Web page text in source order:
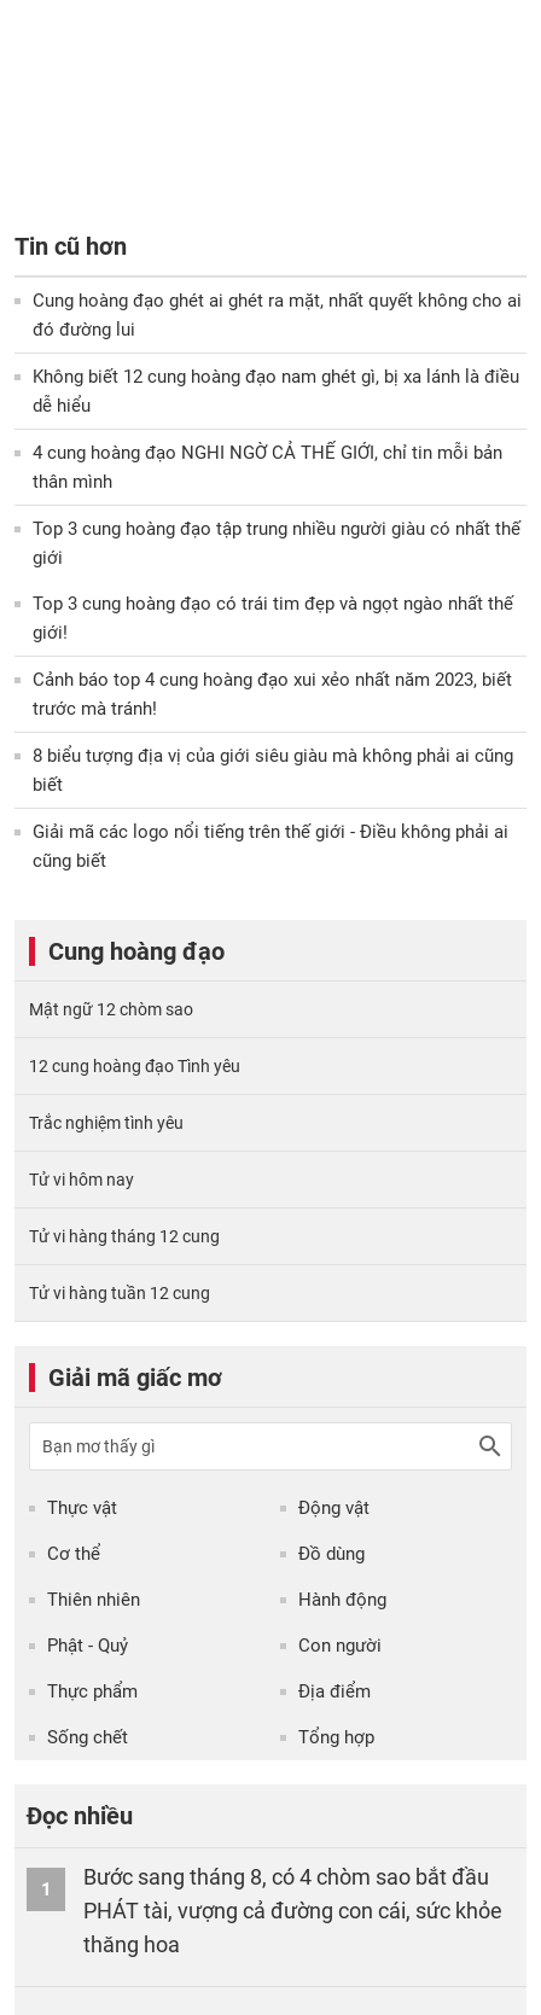
Tin cũ hơn
Cung hoàng đạo ghét ai ghét ra mặt, nhất quyết không cho ai
đó đường lui
Không biết 12 cung hoàng đạo nam ghét gì, bị xa lánh là điều
dễ hiểu
4 cung hoàng đạo NGHI NGỜ CẢ THẾ GIỚI, chỉ tin mỗi bản
thân mình
Top 3 cung hoàng đạo tập trung nhiều người giàu có nhất thế
giới
Top 3 cung hoàng đạo có trái tim đẹp và ngọt ngào nhất thế
giới!
Cảnh báo top 4 cung hoàng đạo xui xẻo nhất năm 2023, biết
trước mà tránh!
8 biểu tượng địa vị của giới siêu giàu mà không phải ai cũng
biết
Giải mã các logo nổi tiếng trên thế giới - Điều không phải ai
cũng biết
Cung hoàng đạo
Mật ngữ 12 chòm sao
12 cung hoàng đạo Tình yêu
Trắc nghiệm tình yêu
Tử vi hôm nay
Tử vi hàng tháng 12 cung
Tử vi hàng tuần 12 cung
Giải mã giấc mơ
Thực vật Động vật
Cơ thể Đồ dùng
Thiên nhiên Hành động
Phật - Quỷ Con người
Thực phẩm Địa điểm
Sống chết Tổng hợp
Đọc nhiều
1
Bước sang tháng 8, có 4 chòm sao bắt đầu
PHÁT tài, vượng cả đường con cái, sức khỏe
thăng hoa